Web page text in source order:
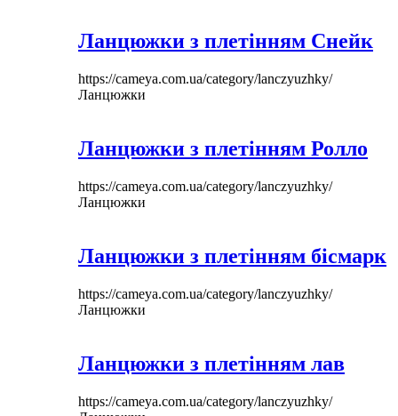
Ланцюжки з плетінням Снейк
https://cameya.com.ua/category/lanczyuzhky/
Ланцюжки
Ланцюжки з плетінням Ролло
https://cameya.com.ua/category/lanczyuzhky/
Ланцюжки
Ланцюжки з плетінням бісмарк
https://cameya.com.ua/category/lanczyuzhky/
Ланцюжки
Ланцюжки з плетінням лав
https://cameya.com.ua/category/lanczyuzhky/